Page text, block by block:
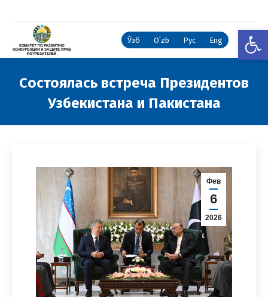
Ўзб Oʻzb Рус Eng
Состоялась встреча Президентов
Узбекистана и Пакистана
Фев
6
2026